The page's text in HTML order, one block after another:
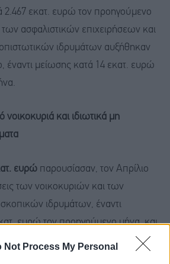
Not Process My Personal
2.467 εκατ. ευρώ τον προηγούμενο
των ασφαλιστικών επιχειρήσεων και
ιδρυμάτων αυξήθηκαν
έναντι μείωσης κατά 14 εκατ. ευρώ
νοικοκυριά και ιδιωτικά μη
ευρώ παρουσίασαν, τον Απρίλιο
των νοικοκυριών και των
ιδρυμάτων, έναντι
ευρώ τον προηγούμενο μήνα, και
από 3,8%